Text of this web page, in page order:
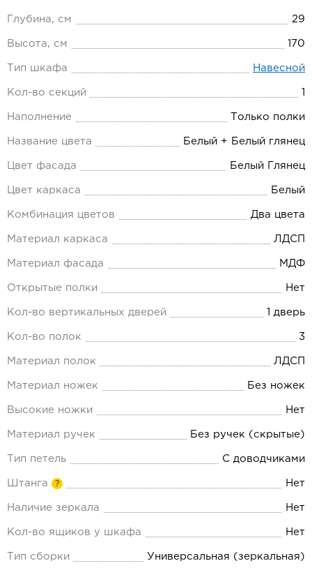
Глубина, см 29
Высота, см 170
Тип шкафа Навесной
Кол-во секций 1
Наполнение Только полки
Название цвета Белый + Белый глянец
Цвет фасада Белый Глянец
Цвет каркаса Белый
Комбинация цветов Два цвета
Материал каркаса ЛДСП
Материал фасада МДФ
Открытые полки Нет
Кол-во вертикальных дверей 1 дверь
Кол-во полок 3
Материал полок ЛДСП
Материал ножек Без ножек
Высокие ножки Нет
Материал ручек Без ручек (скрытые)
Тип петель С доводчиками
Штанга ? Нет
Наличие зеркала Нет
Кол-во ящиков у шкафа Нет
Тип сборки Универсальная (зеркальная)